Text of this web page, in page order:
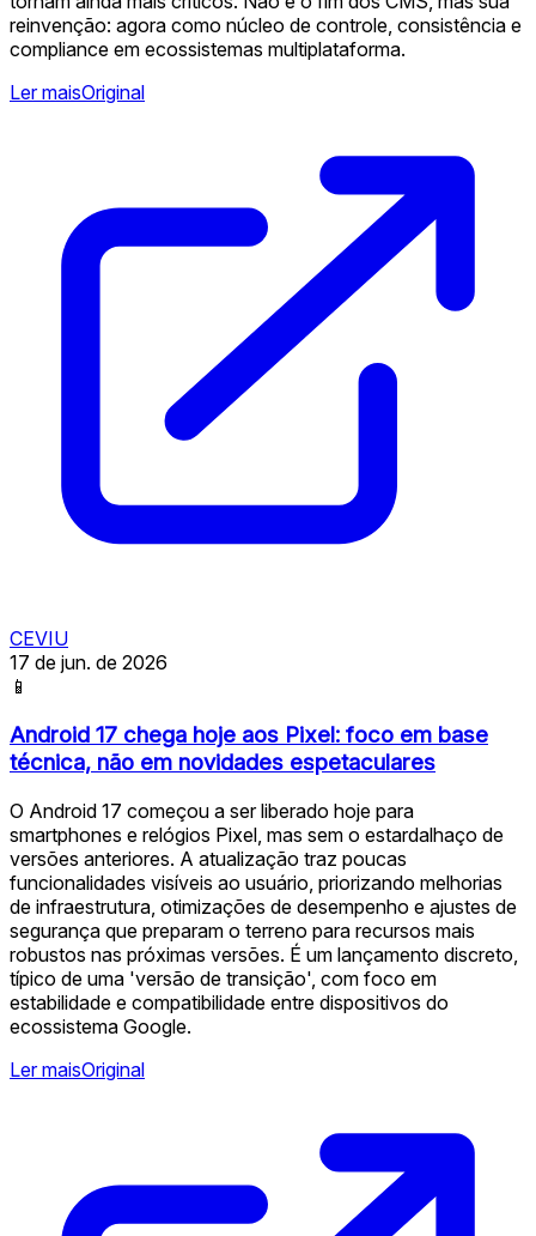
reinvenção: agora como núcleo de controle, consistência e
compliance em ecossistemas multiplataforma.
Ler maisOriginal
CEVIU
17 de jun. de 2026
📱
Android 17 chega hoje aos Pixel: foco em base
técnica, não em novidades espetaculares
O Android 17 começou a ser liberado hoje para
smartphones e relógios Pixel, mas sem o estardalhaço de
versões anteriores. A atualização traz poucas
funcionalidades visíveis ao usuário, priorizando melhorias
de infraestrutura, otimizações de desempenho e ajustes de
segurança que preparam o terreno para recursos mais
robustos nas próximas versões. É um lançamento discreto,
típico de uma 'versão de transição', com foco em
estabilidade e compatibilidade entre dispositivos do
ecossistema Google.
Ler maisOriginal